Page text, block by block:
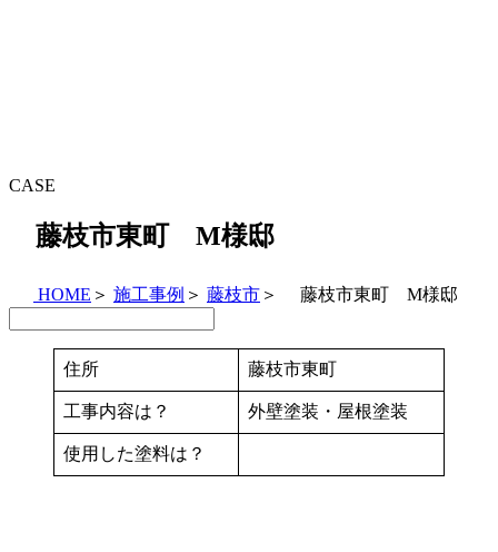
CASE
藤枝市東町 M様邸
HOME ＞ 施工事例 ＞ 藤枝市 ＞ 藤枝市東町 M様邸
住所 藤枝市東町
工事内容は？ 外壁塗装・屋根塗装
使用した塗料は？